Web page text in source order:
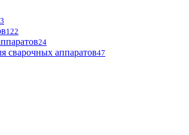
122
24
сварочных аппаратов47